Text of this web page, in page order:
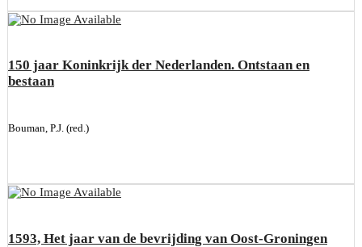
150 jaar Koninkrijk der Nederlanden. Ontstaan en
bestaan
Bouman, P.J. (red.)
1593, Het jaar van de bevrijding van Oost-Groningen